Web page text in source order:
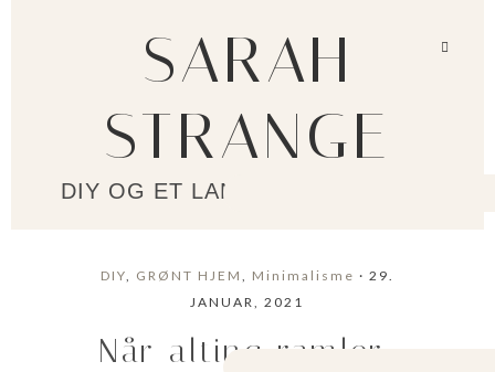
SARAH
STRANGE
DIY OG ET LANGSOMMERE LIV?
DIY, GRØNT HJEM , Minimalisme · 29.
JANUAR, 2021
Når alting ramler..